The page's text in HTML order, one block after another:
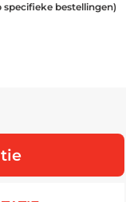
bestellingen)